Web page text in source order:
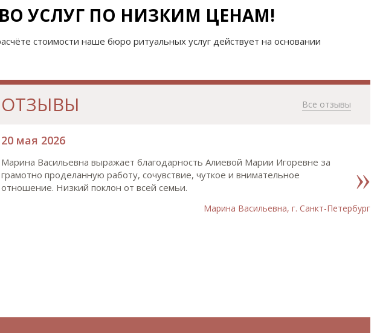
УСЛУГ ПО НИЗКИМ ЦЕНАМ!
стоимости наше бюро ритуальных услуг действует на основании
ОТЗЫВЫ Все отзывы
20 мая 2026
Марина Васильевна выражает благодарность Алиевой Марии Игоревне за
грамотно проделанную работу, сочувствие, чуткое и внимательное
отношение. Низкий поклон от всей семьи.
Марина Васильевна, г. Санкт-Петербург